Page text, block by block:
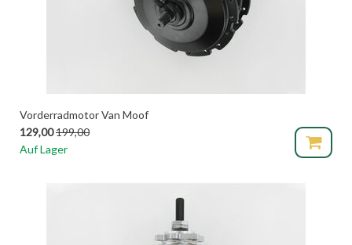
Vorderradmotor Van Moof
129,00199,00
Auf Lager